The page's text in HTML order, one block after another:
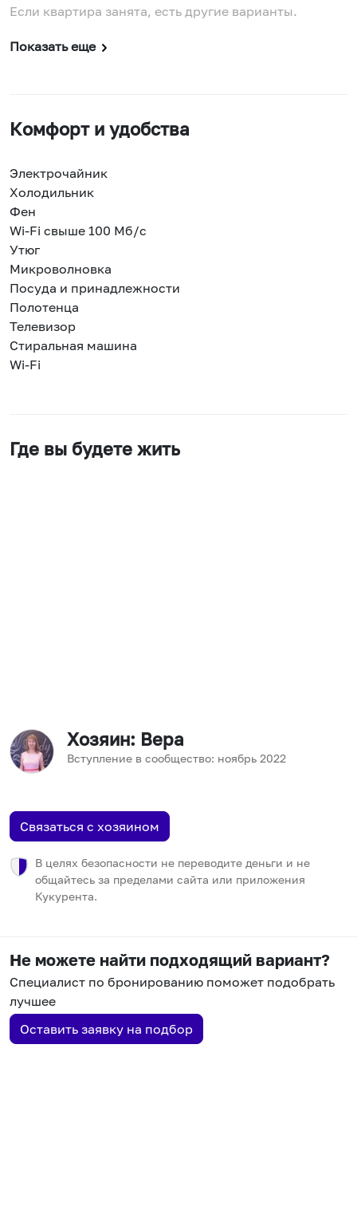
Если квартира занята, есть другие варианты.
Показать еще
Комфорт и удобства
Электрочайник
Холодильник
Фен
Wi-Fi свыше 100 Мб/с
Утюг
Микроволновка
Посуда и принадлежности
Полотенца
Телевизор
Стиральная машина
Wi-Fi
Где вы будете жить
Хозяин: Вера
Вступление в сообщество: ноябрь 2022
Связаться с хозяином
В целях безопасности не переводите деньги и не
общайтесь за пределами сайта или приложения
Кукурента.
Не можете найти подходящий вариант?
Специалист по бронированию поможет подобрать
лучшее
Оставить заявку на подбор